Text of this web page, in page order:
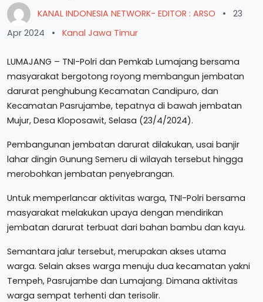
KANAL INDONESIA NETWORK- EDITOR : ARSO •
23
Apr 2024
• Kanal Jawa Timur
LUMAJANG – TNI-Polri dan Pemkab Lumajang bersama
masyarakat bergotong royong membangun jembatan
darurat penghubung Kecamatan Candipuro, dan
Kecamatan Pasrujambe, tepatnya di bawah jembatan
Mujur, Desa Kloposawit, Selasa (23/4/2024).
Pembangunan jembatan darurat dilakukan, usai banjir
lahar dingin Gunung Semeru di wilayah tersebut hingga
merobohkan jembatan penyebrangan.
Untuk memperlancar aktivitas warga, TNI-Polri bersama
masyarakat melakukan upaya dengan mendirikan
jembatan darurat terbuat dari bahan bambu dan kayu.
Semantara jalur tersebut, merupakan akses utama
warga. Selain akses warga menuju dua kecamatan yakni
Tempeh, Pasrujambe dan Lumajang. Dimana aktivitas
warga sempat terhenti dan terisolir.